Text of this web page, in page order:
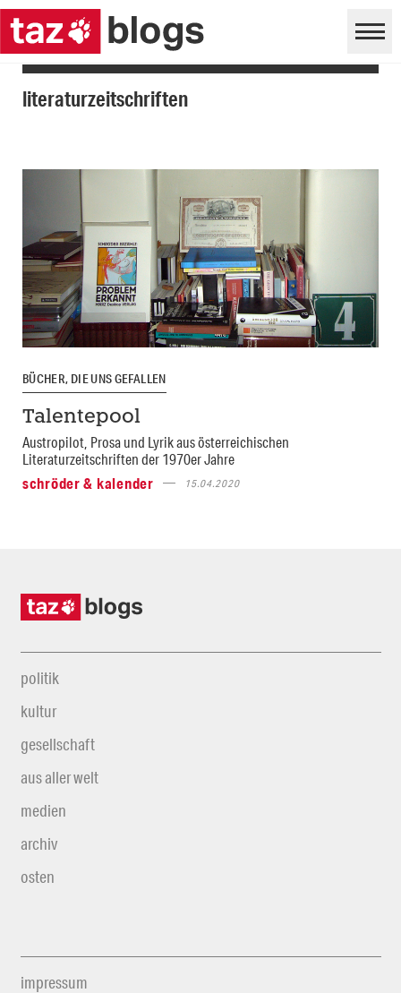
literaturzeitschriften
BÜCHER, DIE UNS GEFALLEN
Talentepool
Austropilot, Prosa und Lyrik aus österreichischen
Literaturzeitschriften der 1970er Jahre
schröder & kalender
15.04.2020
politik
kultur
gesellschaft
aus aller welt
medien
archiv
osten
impressum